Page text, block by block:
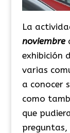
La
noviembre
exhibición
varias
a conocer
como
que